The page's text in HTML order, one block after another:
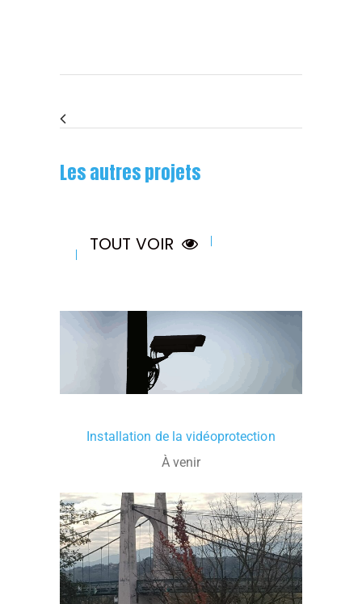
Les autres projets
TOUT VOIR
Installation de la vidéoprotection
À venir